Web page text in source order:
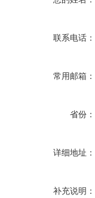
联系电话：
常用邮箱：
省份：
详细地址：
补充说明：